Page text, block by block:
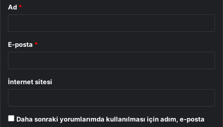
Ad *
E-posta *
İnternet sitesi
Daha sonraki yorumlarımda kullanılması için adım, e-posta